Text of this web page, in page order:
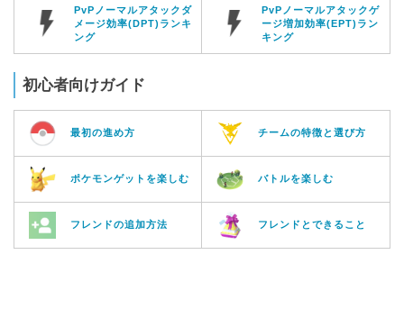
PvPノーマルアタックダ
メージ効率(DPT)ランキ
ング
PvPノーマルアタックゲ
ージ増加効率(EPT)ラン
キング
初心者向けガイド
最初の進め方 チームの特徴と選び方
ポケモンゲットを楽しむ バトルを楽しむ
フレンドの追加方法 フレンドとできること